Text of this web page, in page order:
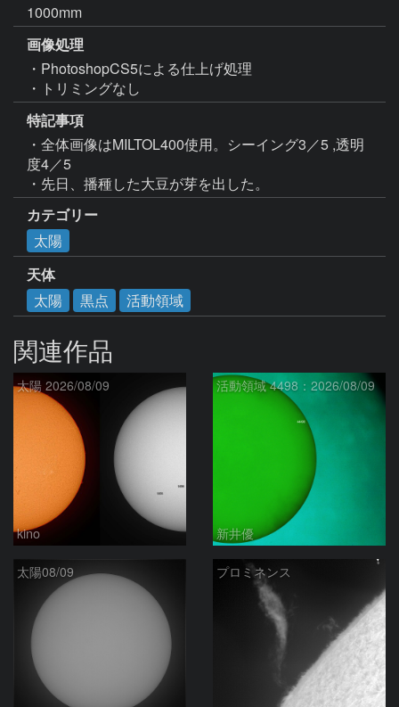
1000mm
画像処理
・PhotoshopCS5による仕上げ処理
・トリミングなし
特記事項
・全体画像はMILTOL400使用。シーイング3／5 ,透明
度4／5
・先日、播種した大豆が芽を出した。
カテゴリー
太陽
天体
太陽
黒点 活動領域
関連作品
太陽 2026/08/09
kino
活動領域 4498：2026/08/09
新井優
太陽08/09 プロミネンス